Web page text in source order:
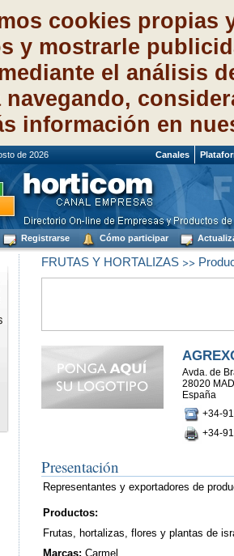
cookies propias
y mostrarle
el análisis
información en
agosto de 2026 Canales
Registrarse Cómo participar
FRUTAS Y HORTALIZAS>>
Avda. de
28020
España
+34-
+34-
Presentación
Representantes y exportadores de
Productos:
Frutas, hortalizas, flores y plantas de
Marcas: Carmel